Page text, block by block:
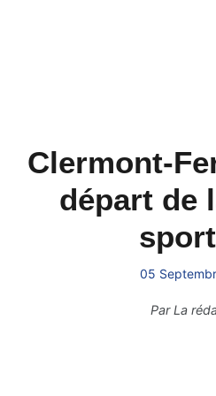
Clermont-
départ de
05
ParLa